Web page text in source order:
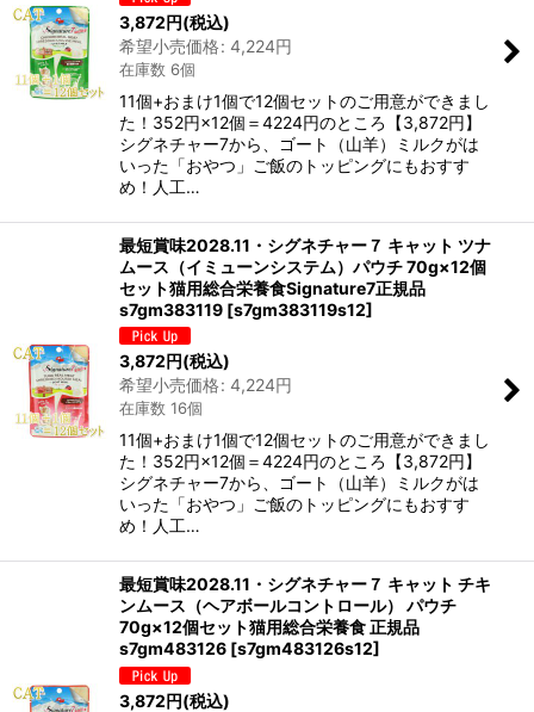
3,872円(税込)
希望小売価格: 4,224円
在庫数 6個
11個+おまけ1個で12個セットのご用意ができまし
た！352円×12個＝4224円のところ【3,872円】
シグネチャー7から、ゴート（山羊）ミルクがは
いった「おやつ」ご飯のトッピングにもおすす
め！人工…
最短賞味2028.11・シグネチャー７ キャット ツナ
ムース（イミューンシステム）パウチ 70g×12個
セット猫用総合栄養食Signature7正規品
s7gm383119 [s7gm383119s12]
3,872円(税込)
希望小売価格: 4,224円
在庫数 16個
11個+おまけ1個で12個セットのご用意ができまし
た！352円×12個＝4224円のところ【3,872円】
シグネチャー7から、ゴート（山羊）ミルクがは
いった「おやつ」ご飯のトッピングにもおすす
め！人工…
最短賞味2028.11・シグネチャー７ キャット チキ
ンムース（ヘアボールコントロール） パウチ
70g×12個セット猫用総合栄養食 正規品
s7gm483126 [s7gm483126s12]
3,872円(税込)